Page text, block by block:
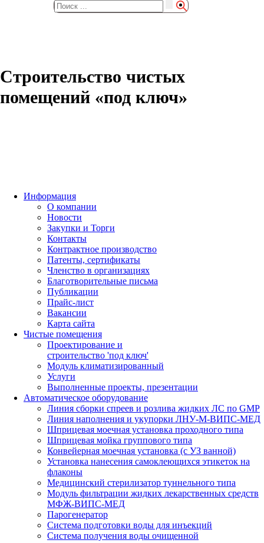
Строительство чистых
помещений «под ключ»
Информация
О компании
Новости
Закупки и Торги
Контакты
Контрактное производство
Патенты, сертификаты
Членство в организациях
Благотворительные письма
Публикации
Прайс-лист
Вакансии
Карта сайта
Чистые помещения
Проектирование и
строительство 'под ключ'
Модуль климатизированный
Услуги
Выполненные проекты, презентации
Автоматическое оборудование
Линия сборки спреев и розлива жидких ЛС по GMP
Линия наполнения и укупорки ЛНУ-М-ВИПС-МЕД
Шприцевая моечная установка проходного типа
Шприцевая мойка группового типа
Конвейерная моечная установка (с УЗ ванной)
Установка нанесения самоклеющихся этикеток на
флаконы
Медицинский стерилизатор туннельного типа
Модуль фильтрации жидких лекарственных средств
МФЖ-ВИПС-МЕД
Парогенератор
Система подготовки воды для инъекций
Система получения воды очищенной